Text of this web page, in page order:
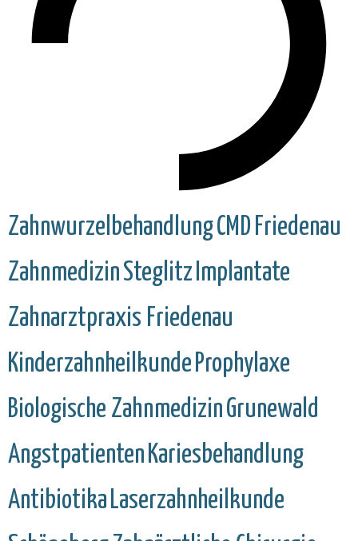
ZahnwurzelbehandlungCMD Friedenau
ZahnmedizinSteglitz Implantate
Zahnarztpraxis Friedenau
Kinderzahnheilkunde Prophylaxe
Biologische ZahnmedizinGrunewald
Angstpatienten Kariesbehandlung
Antibiotika Laserzahnheilkunde